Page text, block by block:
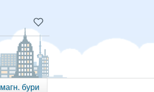
магн. бури